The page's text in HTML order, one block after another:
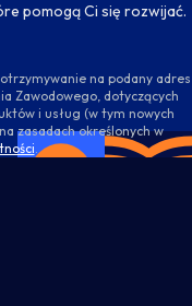
pomogą Ci się rozwijać.
na podany adres
Zawodowego, dotyczących
i usług (w tym nowych
zasadach określonych w
.